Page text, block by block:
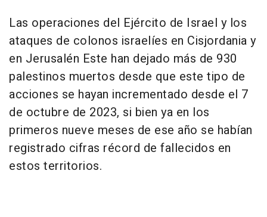
Las operaciones del Ejército de Israel y los
ataques de colonos israelíes en Cisjordania y
en Jerusalén Este han dejado más de 930
palestinos muertos desde que este tipo de
acciones se hayan incrementado desde el 7
de octubre de 2023, si bien ya en los
primeros nueve meses de ese año se habían
registrado cifras récord de fallecidos en
estos territorios.